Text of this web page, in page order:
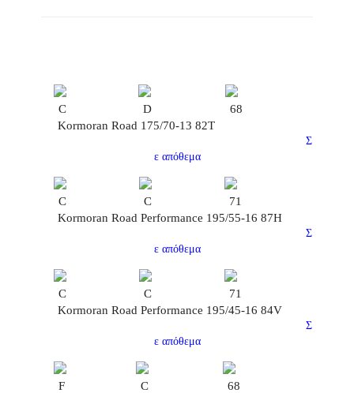
C D
68
Kormoran Road 175/70-13 82T
Σ
ε απόθεμα
C C
71
Kormoran Road Performance 195/55-16 87H
Σ
ε απόθεμα
C C
71
Kormoran Road Performance 195/45-16 84V
Σ
ε απόθεμα
F C
68